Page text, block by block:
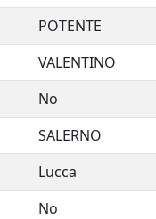
POTENTE
VALENTINO
No
SALERNO
Lucca
No